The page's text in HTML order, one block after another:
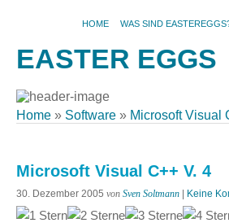
HOME WAS SIND
EASTER EGGS
Home » Software » Microsoft Visual
Microsoft Visual C++ V. 4
30. Dezember 2005 von Sven Soltmann Keine